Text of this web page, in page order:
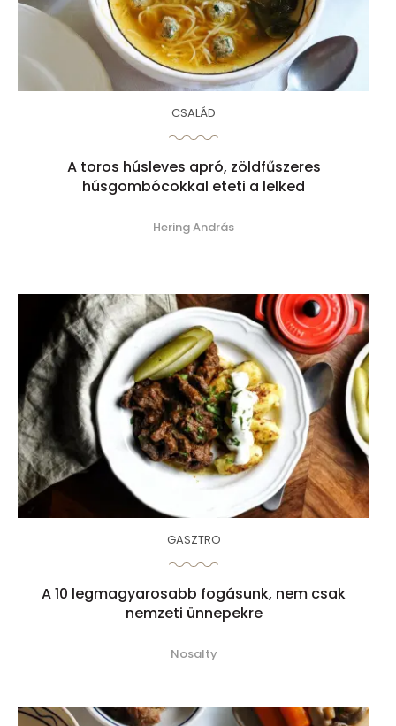
CSALÁD
A toros húsleves apró, zöldfűszeres
húsgombócokkal eteti a lelked
Hering András
GASZTRO
A 10 legmagyarosabb fogásunk, nem csak
nemzeti ünnepekre
Nosalty